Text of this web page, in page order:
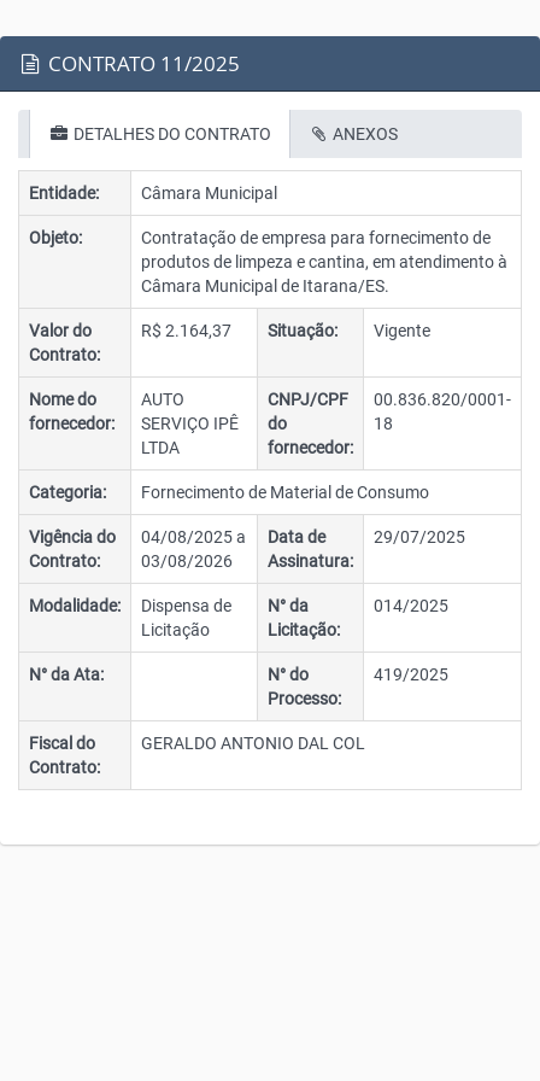
CONTRATO 11/2025
DETALHES DO CONTRATO ANEXOS
Entidade: Câmara Municipal
Objeto:
Contratação de empresa para fornecimento de
produtos de limpeza e cantina, em atendimento à
Câmara Municipal de Itarana/ES.
Valor do
Contrato:
R$ 2.164,37 Situação: Vigente
Nome do
fornecedor:
AUTO
SERVIÇO IPÊ
LTDA
CNPJ/CPF
do
fornecedor:
00.836.820/0001-
18
Categoria: Fornecimento de Material de Consumo
Vigência do
Contrato:
04/08/2025 a
03/08/2026
Data de
Assinatura:
29/07/2025
Modalidade:
Dispensa de
Licitação
N° da
Licitação:
014/2025
N° da Ata:
N° do
Processo:
419/2025
Fiscal do
Contrato:
GERALDO ANTONIO DAL COL